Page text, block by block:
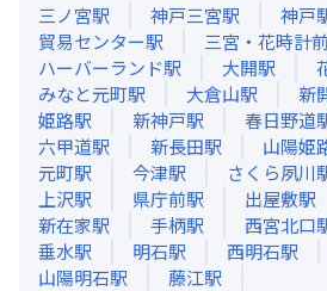
三ノ宮駅 神戸三宮駅 神戸
貿易センター駅 三宮・花時計
ハーバーランド駅 大開駅
みなと元町駅 大倉山駅 新
姫路駅 新神戸駅 春日野道
六甲道駅 新長田駅 山陽姫
元町駅 今津駅 さくら夙川
上沢駅 県庁前駅 出屋敷駅
新在家駅 手柄駅 西宮北口
垂水駅 明石駅 西明石駅
山陽明石駅 藤江駅